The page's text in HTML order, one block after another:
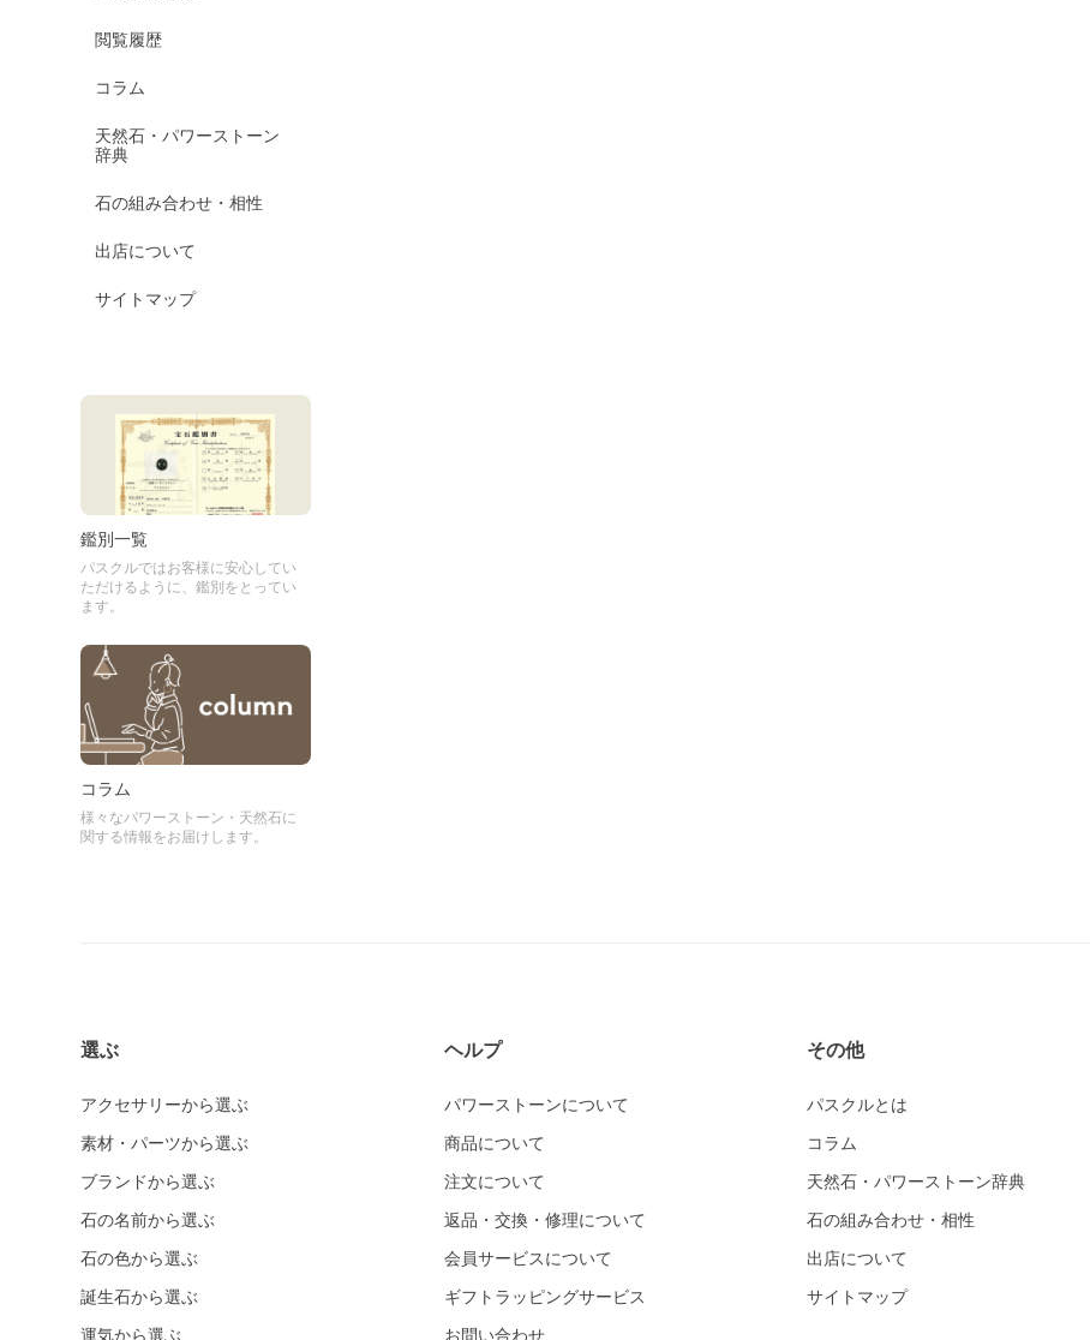
閲覧履歴
コラム
天然石・パワーストーン
辞典
石の組み合わせ・相性
出店について
サイトマップ
鑑別一覧
パスクルではお客様に安心してい
ただけるように、鑑別をとってい
ます。
コラム
様々なパワーストーン・天然石に
関する情報をお届けします。
選ぶ
アクセサリーから選ぶ
素材・パーツから選ぶ
ブランドから選ぶ
石の名前から選ぶ
石の色から選ぶ
誕生石から選ぶ
運気から選ぶ
ヘルプ
パワーストーンについて
商品について
注文について
返品・交換・修理について
会員サービスについて
ギフトラッピングサービス
お問い合わせ
その他
パスクルとは
コラム
天然石・パワーストーン辞典
石の組み合わせ・相性
出店について
サイトマップ